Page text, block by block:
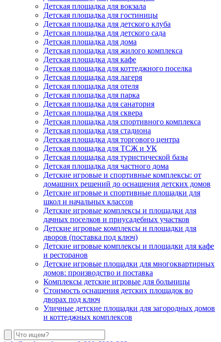
Детская площадка для вокзала
Детская площадка для гостиницы
Детская площадка для детского клуба
Детская площадка для детского сада
Детская площадка для дома
Детская площадка для жилого комплекса
Детская площадка для кафе
Детская площадка для коттеджного поселка
Детская площадка для лагеря
Детская площадка для отеля
Детская площадка для парка
Детская площадка для санатория
Детская площадка для сквера
Детская площадка для спортивного комплекса
Детская площадка для стадиона
Детская площадка для торгового центра
Детская площадка для ТСЖ и УК
Детская площадка для туристической базы
Детская площадка для частного дома
Детские игровые и спортивные комплексы: от
домашних решений до оснащения детских домов
Детские игровые и спортивные площадки для
школ и начальных классов
Детские игровые комплексы и площадки для
дачных поселков и приусадебных участков
Детские игровые комплексы и площадки для
дворов (поставка под ключ)
Детские игровые комплексы и площадки для кафе
и ресторанов
Детские игровые площадки для многоквартирных
домов: производство и поставка
Комплексы детские игровые для больницы
Стоимость оснащения детских площадок во
дворах под ключ
Уличные детские площадки для загородных домов
и коттеджных комплексов